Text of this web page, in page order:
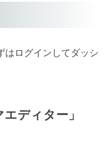
はログインしてダッシ
エディター」